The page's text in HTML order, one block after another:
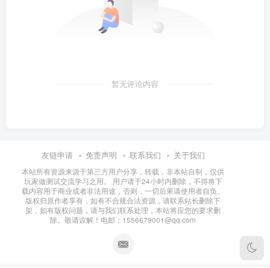
暂无评论内容
友链申请 免责声明 联系我们 关于我们
本站所有资源来源于第三方用户分享，转载，非本站自制，仅供
玩家做测试交流学习之用。 用户请于24小时内删除，不得将下
载内容用于商业或者非法用途，否则，一切后果请使用者自负。
版权归原作者享有，如有不合规合法资源，请联系站长删除下
架，如有版权问题，请与我们联系处理，本站将应您的要求删
除。敬请谅解！电邮：1556679001@qq.com